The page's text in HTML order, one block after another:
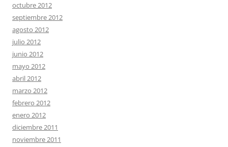
octubre 2012
septiembre 2012
agosto 2012
julio 2012
junio 2012
mayo 2012
abril 2012
marzo 2012
febrero 2012
enero 2012
diciembre 2011
noviembre 2011